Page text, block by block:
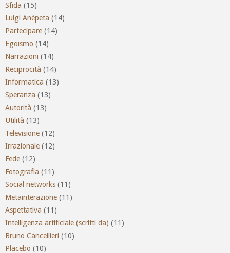
Sfida (15)
Luigi Anèpeta (14)
Partecipare (14)
Egoismo (14)
Narrazioni (14)
Reciprocità (14)
Informatica (13)
Speranza (13)
Autorità (13)
Utilità (13)
Televisione (12)
Irrazionale (12)
Fede (12)
Fotografia (11)
Social networks (11)
Metainterazione (11)
Aspettativa (11)
Intelligenza artificiale (scritti da) (11)
Bruno Cancellieri (10)
Placebo (10)